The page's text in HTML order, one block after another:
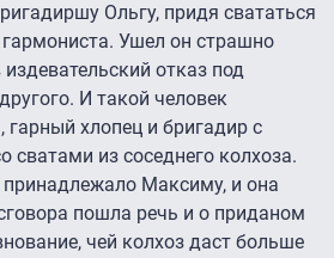
Ольгу, придя свататься
гармониста. Ушел он страшно
отказ под
И такой человек
хлопец и бригадир с
сватами из соседнего колхоза.
Максиму, и она
пошла речь и о приданом
чей колхоз даст больше